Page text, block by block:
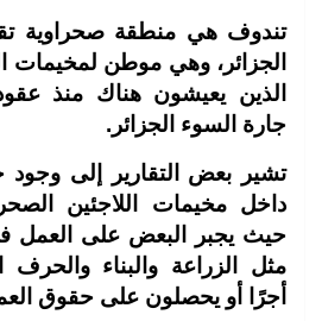
تندوف هي منطقة صحراوية
الجزائر، وهي موطن لمخيمات
الذين يعيشون هناك منذ
جارة السوء الجزائر .
تشير بعض التقارير إلى
داخل مخيمات اللاجئين
حيث يجبر البعض على العمل
مثل الزراعة والبناء والحرف
أجرًا أو يحصلون على حقوق